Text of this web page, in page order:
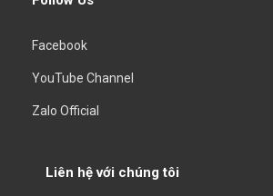
Facebook
YouTube Channel
Zalo Official
Liên hệ với chúng tôi